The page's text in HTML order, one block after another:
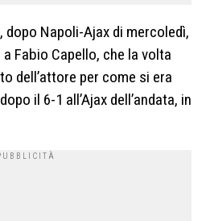
Napoli-Ajax di mercoledì,
Fabio Capello, che la volta
dell’attore per come si era
il 6-1 all’Ajax dell’andata, in